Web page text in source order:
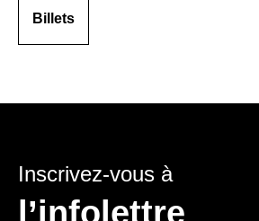
Billets
Inscrivez-vous à
l’infolettre